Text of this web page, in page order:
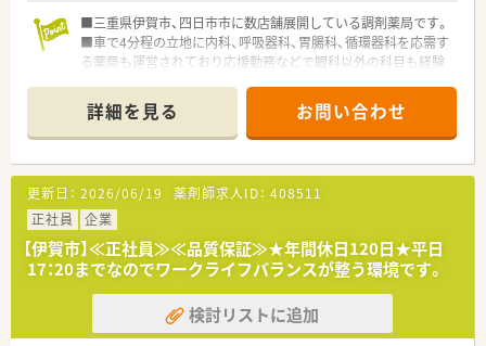
■三重県伊賀市、四日市市に数店舗展開している調剤薬局です。
■車で4分程の立地に内科、呼吸器科、胃腸科、循環器科を応需す
る薬局も運営されており応援勤務などで眼科以外の科目も経験
■時給は2100円スタートとなりますが管理薬剤師就任後は多少
ですが手当等もご支給いただけます。
■管理薬剤師とはなりますが眼科門前ということもあり未経験
の方でもご就業いただけると仰っていただいております。
詳細を見る お問い合わせ
更新日： 2026/06/19 薬剤師求人ID： 408511
正社員
企業
【伊賀市】≪正社員≫≪品質保証≫★年間休日120日★平日
17：20までなのでワークライフバランスが整う環境です。
検討リストに追加